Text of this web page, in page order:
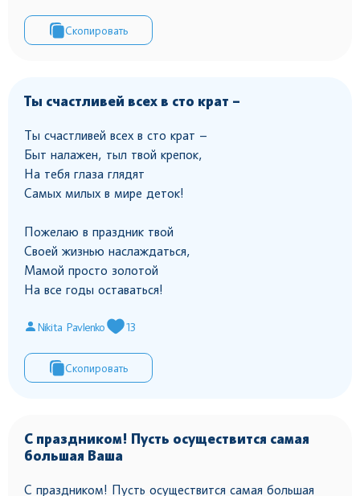
Скопировать
Ты счастливей всех в сто крат –
Ты счастливей всех в сто крат –
Быт налажен, тыл твой крепок,
На тебя глаза глядят
Самых милых в мире деток!
Пожелаю в праздник твой
Своей жизнью наслаждаться,
Мамой просто золотой
На все годы оставаться!
Nikita Pavlenko 13
Скопировать
С праздником! Пусть осуществится самая
большая Ваша
С праздником! Пусть осуществится самая большая